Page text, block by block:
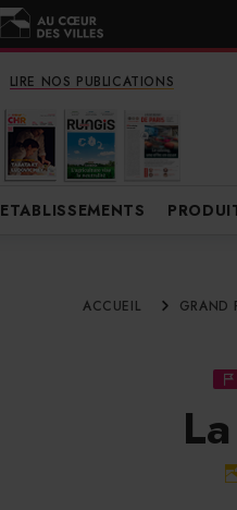
LIRE NOS PUBLICATIONS
ETABLISSEMENTS
ACCUEIL GRAND